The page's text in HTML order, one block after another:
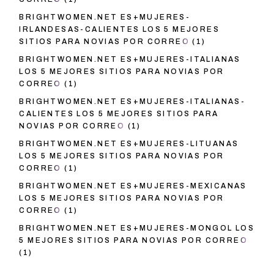
BRIGHTWOMEN.NET ES+MUJERES-
IRLANDESAS-CALIENTES LOS 5 MEJORES
SITIOS PARA NOVIAS POR CORREO (1)
BRIGHTWOMEN.NET ES+MUJERES-ITALIANAS
LOS 5 MEJORES SITIOS PARA NOVIAS POR
CORREO (1)
BRIGHTWOMEN.NET ES+MUJERES-ITALIANAS-
CALIENTES LOS 5 MEJORES SITIOS PARA
NOVIAS POR CORREO (1)
BRIGHTWOMEN.NET ES+MUJERES-LITUANAS
LOS 5 MEJORES SITIOS PARA NOVIAS POR
CORREO (1)
BRIGHTWOMEN.NET ES+MUJERES-MEXICANAS
LOS 5 MEJORES SITIOS PARA NOVIAS POR
CORREO (1)
BRIGHTWOMEN.NET ES+MUJERES-MONGOL LOS
5 MEJORES SITIOS PARA NOVIAS POR CORREO
(1)